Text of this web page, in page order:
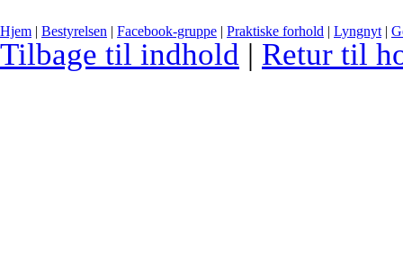
Hjem | Bestyrelsen | Facebook-gruppe | Praktiske forhold | Lyngnyt |
Tilbage til indhold | Retur til